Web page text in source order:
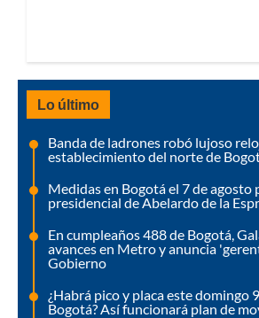
Lo último
Banda de ladrones robó lujoso
establecimiento del norte de
Medidas en Bogotá el 7 de agosto
presidencial de Abelardo de la
En cumpleaños 488 de Bogotá,
avances en Metro y anuncia
Gobierno
¿Habrá pico y placa este domingo
Bogotá? Así funcionará plan de